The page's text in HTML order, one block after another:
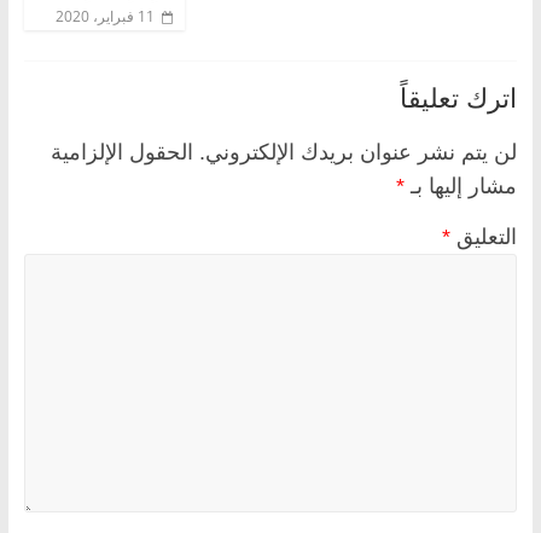
11 فبراير، 2020
اترك تعليقاً
لن يتم نشر عنوان بريدك الإلكتروني. الحقول الإلزامية
مشار إليها بـ *
التعليق *